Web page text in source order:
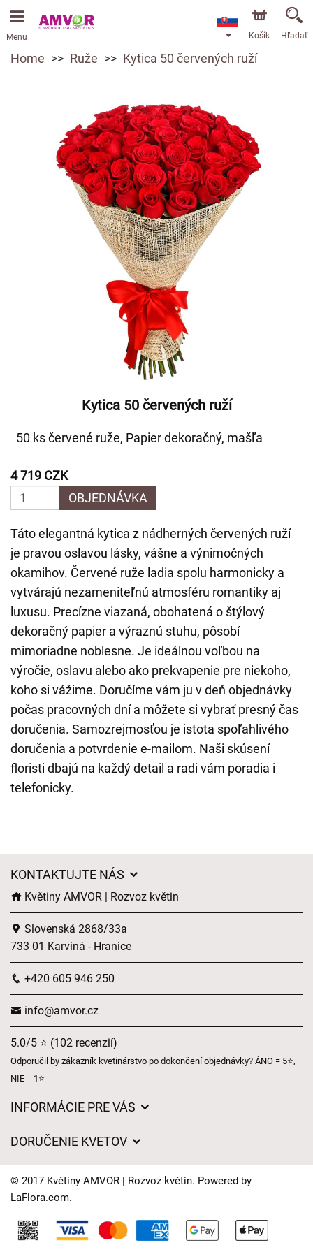
Menu Košík Hľadať
Home Ruže Kytica 50 červených ruží
Kytica 50 červených ruží
50 ks červené ruže, Papier dekoračný, mašľa
4 719 CZK
OBJEDNÁVKA
Táto elegantná kytica z nádherných červených ruží
je pravou oslavou lásky, vášne a výnimočných
okamihov. Červené ruže ladia spolu harmonicky a
vytvárajú nezameniteľnú atmosféru romantiky aj
luxusu. Precízne viazaná, obohatená o štýlový
dekoračný papier a výraznú stuhu, pôsobí
mimoriadne noblesne. Je ideálnou voľbou na
výročie, oslavu alebo ako prekvapenie pre niekoho,
koho si vážime. Doručíme vám ju v deň objednávky
počas pracovných dní a môžete si vybrať presný čas
doručenia. Samozrejmosťou je istota spoľahlivého
doručenia a potvrdenie e-mailom. Naši skúsení
floristi dbajú na každý detail a radi vám poradia i
telefonicky.
KONTAKTUJTE NÁS
Květiny AMVOR | Rozvoz květin
Slovenská 2868/33a
733 01 Karviná - Hranice
+420 605 946 250
info@amvor.cz
5.0/5 ⭐ (102 recenzií)
Odporučil by zákazník kvetinárstvo po dokončení objednávky? ÁNO = 5⭐,
NIE = 1⭐
INFORMÁCIE PRE VÁS
Časy doručenia kvetov – prehľad možností
DORUČENIE KVETOV
Kam doručujeme kvety
Kontaktujte nás
© 2017 Květiny AMVOR | Rozvoz květin. Powered by
LaFlora.com.